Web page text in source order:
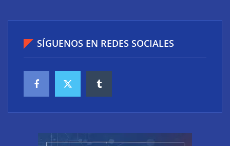
funcionalidad, bienestar y estilo en un mismo
SÍGUENOS EN REDES SOCIALES